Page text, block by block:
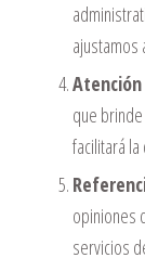
ajustamos
que
facilitará
opiniones
servicios